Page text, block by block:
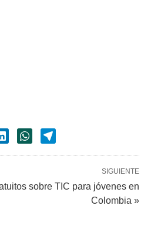
SIGUIENTE
sobre TIC para jóvenes en
Colombia »